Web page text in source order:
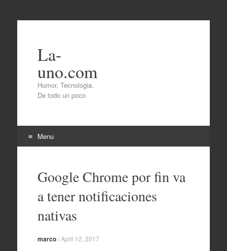
La-
uno.com
Humor, Tecnologia,
De todo un poco
Menu
contentGoogle Chrome por fin va
a tener notificaciones
nativas
marco/April 12, 2017